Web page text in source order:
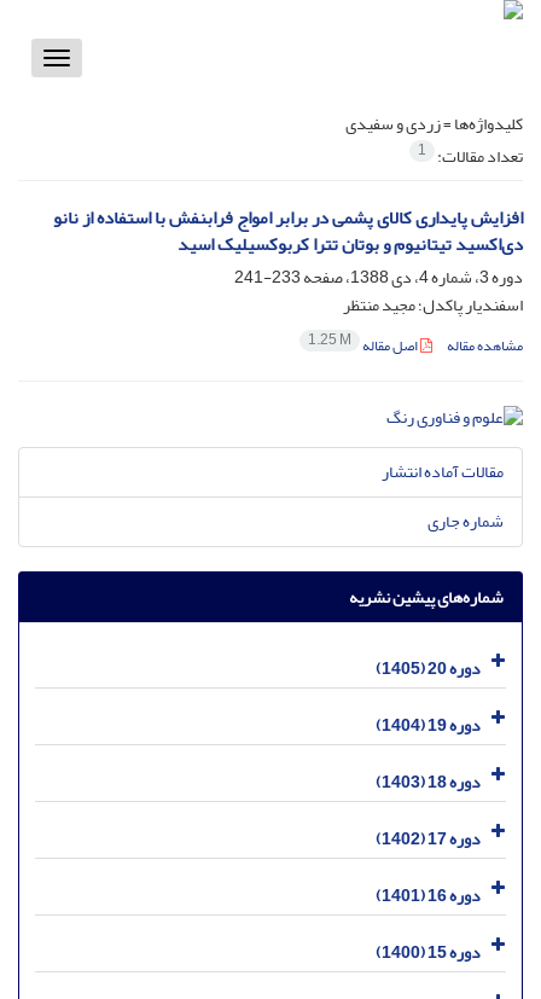
Toggle
کلیدواژه‌ها =زردی و سفیدی
تعداد مقالات: 1
افزایش پایداری کالای پشمی در برابر امواج فرابنفش با استفاده از نانو
دی‌اکسید تیتانیوم و بوتان تترا کربوکسیلیک اسید
دوره 3، شماره 4، دی 1388، صفحه
233-241
اسفندیار پاکدل؛ مجید منتظر
مشاهده مقاله اصل مقاله 1.25 M
مقالات آماده انتشار
شماره جاری
شماره‌های پیشین نشریه
دوره 20 (1405)
دوره 19 (1404)
دوره 18 (1403)
دوره 17 (1402)
دوره 16 (1401)
دوره 15 (1400)